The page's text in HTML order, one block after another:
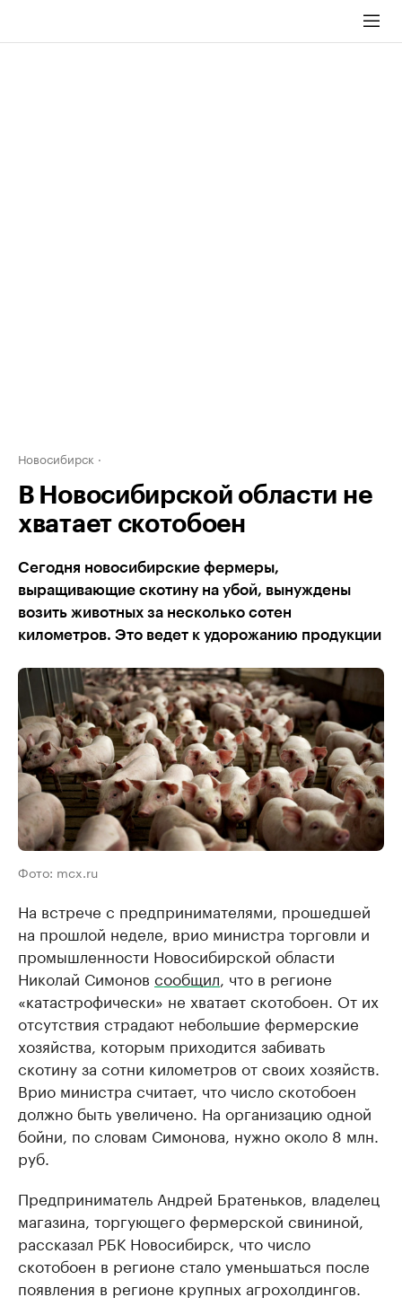
Новосибирск
В Новосибирской области не
хватает скотобоен
Сегодня новосибирские фермеры,
выращивающие скотину на убой, вынуждены
возить животных за несколько сотен
километров. Это ведет к удорожанию продукции
Фото: mcx.ru
На встрече с предпринимателями, прошедшей
на прошлой неделе, врио министра торговли и
промышленности Новосибирской области
Николай Симонов сообщил , что в регионе
«катастрофически» не хватает скотобоен. От их
отсутствия страдают небольшие фермерские
хозяйства, которым приходится забивать
скотину за сотни километров от своих хозяйств.
Врио министра считает, что число скотобоен
должно быть увеличено. На организацию одной
бойни, по словам Симонова, нужно около 8 млн.
руб.
Предприниматель Андрей Братеньков, владелец
магазина, торгующего фермерской свининой,
рассказал РБК Новосибирск, что число
скотобоен в регионе стало уменьшаться после
появления в регионе крупных агрохолдингов.